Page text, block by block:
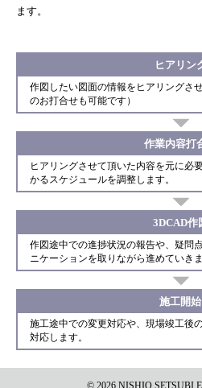
ます。
ヒアリン
作図したい図面の情報をヒアリングさ
のお打合せも可能です）
作業内容打
ヒアリングさせて頂いた内容を元に必
かるスケジュールを調整します。
3DCAD作
作図途中での進捗状況の報告や、疑問
ニケーションを取りながら進めていきま
施工開始
施工途中での変更対応や、現場竣工後
対応します。